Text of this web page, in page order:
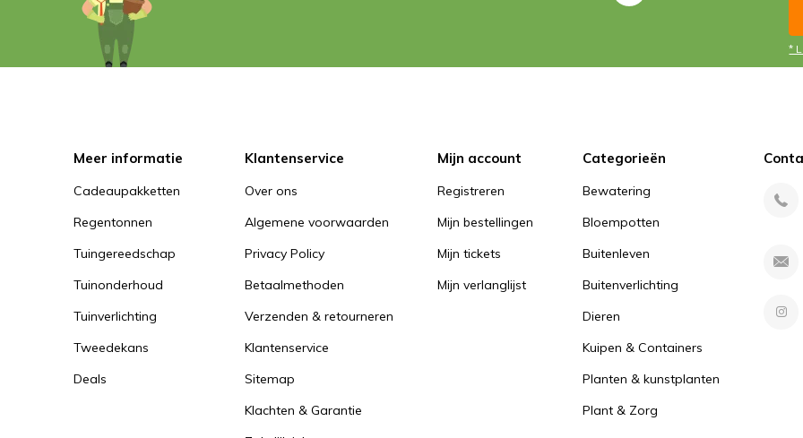
*
Meer informatie
Cadeaupakketten
Regentonnen
Tuingereedschap
Tuinonderhoud
Tuinverlichting
Tweedekans
Deals
Klantenservice
Over ons
Algemene voorwaarden
Privacy Policy
Betaalmethoden
Verzenden & retourneren
Klantenservice
Sitemap
Klachten & Garantie
Mijn account
Registreren
Mijn bestellingen
Mijn tickets
Mijn verlanglijst
Categorieën
Bewatering
Bloempotten
Buitenleven
Buitenverlichting
Dieren
Kuipen & Containers
Planten & kunstplanten
Plant & Zorg